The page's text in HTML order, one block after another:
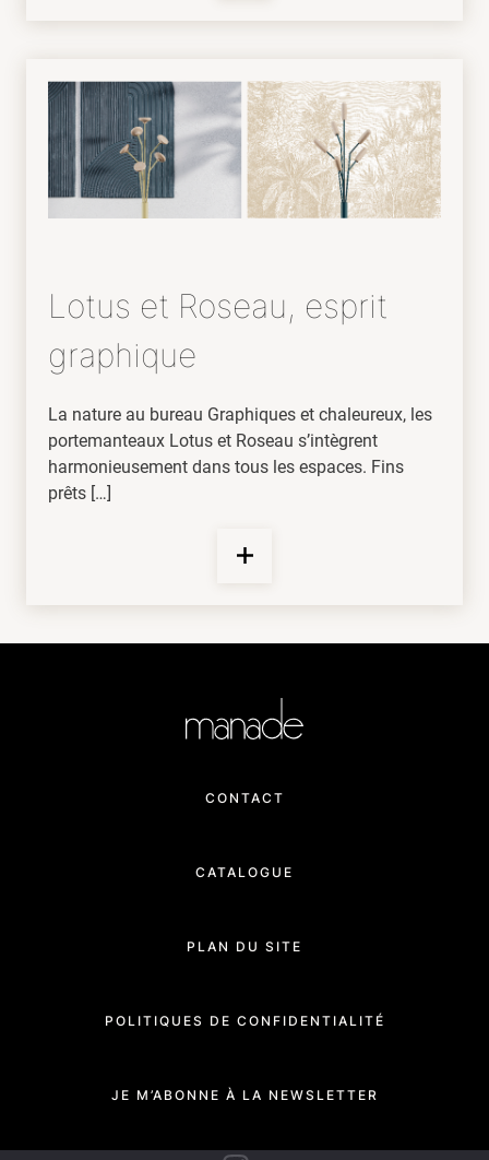
Lotus et Roseau, esprit
graphique
La nature au bureau Graphiques et chaleureux, les
portemanteaux Lotus et Roseau s’intègrent
harmonieusement dans tous les espaces. Fins
prêts […]
CONTACT
CATALOGUE
PLAN DU SITE
POLITIQUES DE CONFIDENTIALITÉ
JE M’ABONNE À LA NEWSLETTER